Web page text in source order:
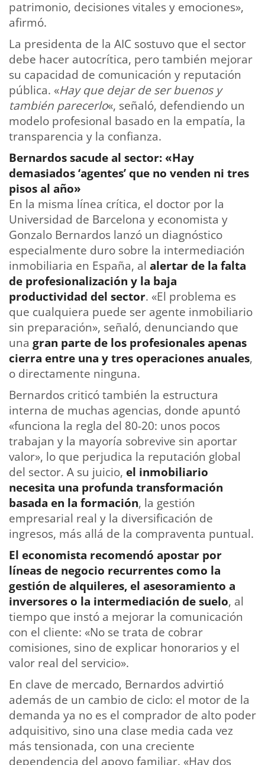
patrimonio, decisiones vitales y emociones»,
afirmó.
La presidenta de la AIC sostuvo que el sector
debe hacer autocrítica, pero también mejorar
su capacidad de comunicación y reputación
pública. «Hay que dejar de ser buenos y
también parecerlo«, señaló, defendiendo un
modelo profesional basado en la empatía, la
transparencia y la confianza.
Bernardos sacude al sector: «Hay
demasiados ‘agentes’ que no venden ni tres
pisos al año»
En la misma línea crítica, el doctor por la
Universidad de Barcelona y economista y
Gonzalo Bernardos lanzó un diagnóstico
especialmente duro sobre la intermediación
inmobiliaria en España, al alertar de la falta
de profesionalización y la baja
productividad del sector. «El problema es
que cualquiera puede ser agente inmobiliario
sin preparación», señaló, denunciando que
una gran parte de los profesionales apenas
cierra entre una y tres operaciones anuales,
o directamente ninguna.
Bernardos criticó también la estructura
interna de muchas agencias, donde apuntó
«funciona la regla del 80-20: unos pocos
trabajan y la mayoría sobrevive sin aportar
valor», lo que perjudica la reputación global
del sector. A su juicio, el inmobiliario
necesita una profunda transformación
basada en la formación, la gestión
empresarial real y la diversificación de
ingresos, más allá de la compraventa puntual.
El economista recomendó apostar por
líneas de negocio recurrentes como la
gestión de alquileres, el asesoramiento a
inversores o la intermediación de suelo, al
tiempo que instó a mejorar la comunicación
con el cliente: «No se trata de cobrar
comisiones, sino de explicar honorarios y el
valor real del servicio».
En clave de mercado, Bernardos advirtió
además de un cambio de ciclo: el motor de la
demanda ya no es el comprador de alto poder
adquisitivo, sino una clase media cada vez
más tensionada, con una creciente
dependencia del apoyo familiar. «Hay dos